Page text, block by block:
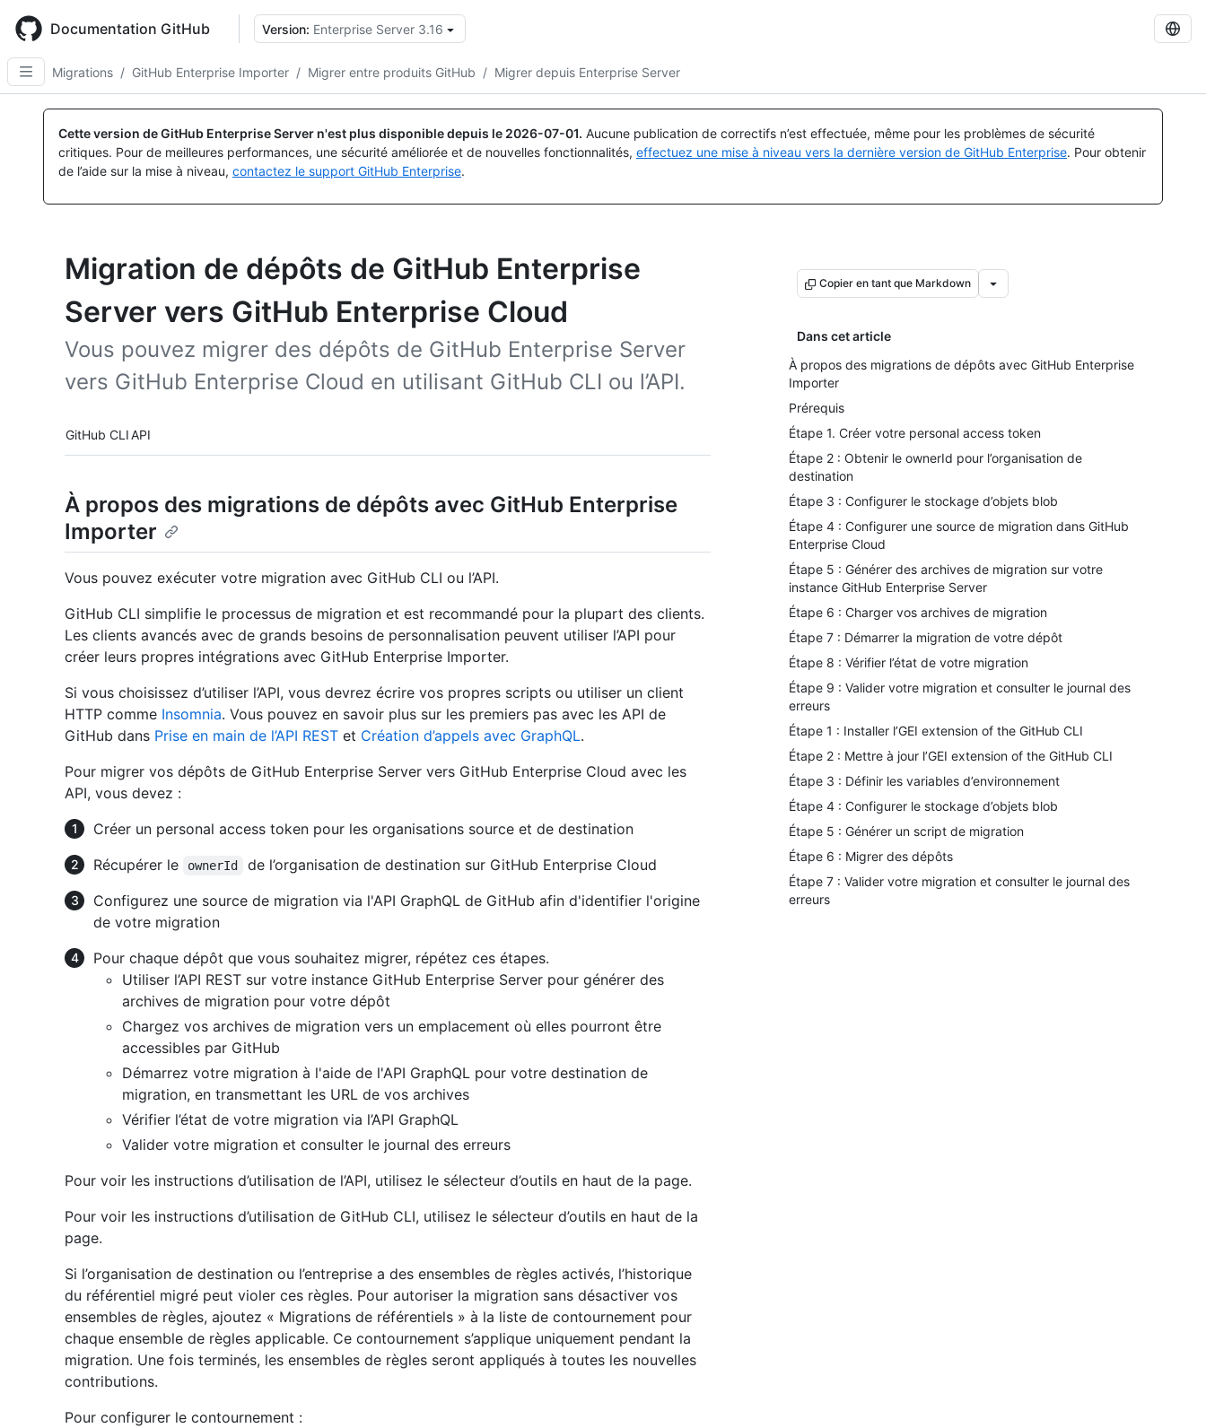
main
content
Documentation GitHub Version: Enterprise Server 3.16
Migrations / GitHub Enterprise Importer / Migrer entre produits GitHub / Migrer depuis Enterprise Server
Cette version de GitHub Enterprise Server n'est plus disponible depuis le 2026-07-01. Aucune publication de correctifs n’est effectuée, même pour les problèmes de sécurité
critiques. Pour de meilleures performances, une sécurité améliorée et de nouvelles fonctionnalités, effectuez une mise à niveau vers la dernière version de GitHub Enterprise. Pour obtenir
de l’aide sur la mise à niveau, contactez le support GitHub Enterprise.
Migration de dépôts de GitHub Enterprise
Server vers GitHub Enterprise Cloud
Vous pouvez migrer des dépôts de GitHub Enterprise Server
vers GitHub Enterprise Cloud en utilisant GitHub CLI ou l’API.
Tool navigation
GitHub CLIAPI
Copier en tant que Markdown
Dans cet article
À propos des migrations de dépôts avec GitHub Enterprise
Importer
Prérequis
Étape 1. Créer votre personal access token
Étape 2 : Obtenir le ownerId pour l’organisation de
destination
Étape 3 : Configurer le stockage d’objets blob
Étape 4 : Configurer une source de migration dans GitHub
Enterprise Cloud
Étape 5 : Générer des archives de migration sur votre
instance GitHub Enterprise Server
Étape 6 : Charger vos archives de migration
Étape 7 : Démarrer la migration de votre dépôt
Étape 8 : Vérifier l’état de votre migration
Étape 9 : Valider votre migration et consulter le journal des
erreurs
Étape 1 : Installer l’GEI extension of the GitHub CLI
Étape 2 : Mettre à jour l’GEI extension of the GitHub CLI
Étape 3 : Définir les variables d’environnement
Étape 4 : Configurer le stockage d’objets blob
Étape 5 : Générer un script de migration
Étape 6 : Migrer des dépôts
Étape 7 : Valider votre migration et consulter le journal des
erreurs
À propos des migrations de dépôts avec GitHub Enterprise
Importer
Vous pouvez exécuter votre migration avec GitHub CLI ou l’API.
GitHub CLI simplifie le processus de migration et est recommandé pour la plupart des clients.
Les clients avancés avec de grands besoins de personnalisation peuvent utiliser l’API pour
créer leurs propres intégrations avec GitHub Enterprise Importer.
Si vous choisissez d’utiliser l’API, vous devrez écrire vos propres scripts ou utiliser un client
HTTP comme Insomnia. Vous pouvez en savoir plus sur les premiers pas avec les API de
GitHub dans Prise en main de l’API REST et Création d’appels avec GraphQL.
Pour migrer vos dépôts de GitHub Enterprise Server vers GitHub Enterprise Cloud avec les
API, vous devez :
Créer un personal access token pour les organisations source et de destination
Récupérer le
ownerId
de l’organisation de destination sur GitHub Enterprise Cloud
Configurez une source de migration via l'API GraphQL de GitHub afin d'identifier l'origine
de votre migration
Pour chaque dépôt que vous souhaitez migrer, répétez ces étapes.
Utiliser l’API REST sur votre instance GitHub Enterprise Server pour générer des
archives de migration pour votre dépôt
Chargez vos archives de migration vers un emplacement où elles pourront être
accessibles par GitHub
Démarrez votre migration à l'aide de l'API GraphQL pour votre destination de
migration, en transmettant les URL de vos archives
Vérifier l’état de votre migration via l’API GraphQL
Valider votre migration et consulter le journal des erreurs
Pour voir les instructions d’utilisation de l’API, utilisez le sélecteur d’outils en haut de la page.
Pour voir les instructions d’utilisation de GitHub CLI, utilisez le sélecteur d’outils en haut de la
page.
Si l’organisation de destination ou l’entreprise a des ensembles de règles activés, l’historique
du référentiel migré peut violer ces règles. Pour autoriser la migration sans désactiver vos
ensembles de règles, ajoutez « Migrations de référentiels » à la liste de contournement pour
chaque ensemble de règles applicable. Ce contournement s’applique uniquement pendant la
migration. Une fois terminés, les ensembles de règles seront appliqués à toutes les nouvelles
contributions.
Pour configurer le contournement :